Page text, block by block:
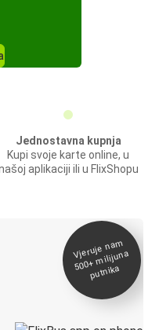
Jednostavna kupnja
Kupi svoje karte online, u
aplikaciji ili u FlixShopu
Vjeruje na
m
500+
milijuna
putnika